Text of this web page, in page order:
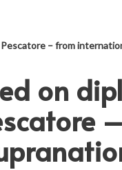
– from
on